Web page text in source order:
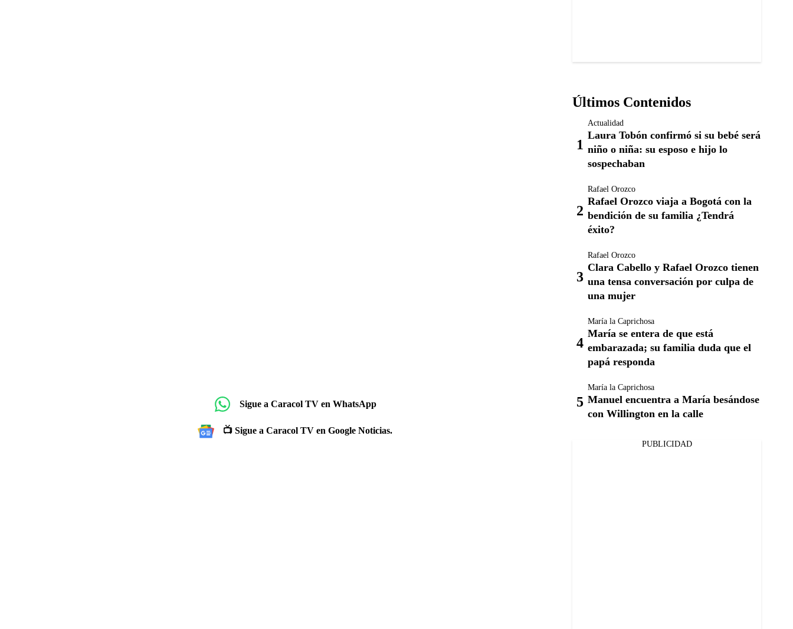
Sigue a Caracol TV en WhatsApp
📺 Sigue a Caracol TV en Google Noticias.
Últimos Contenidos
Actualidad
Laura Tobón confirmó si su bebé será
niño o niña: su esposo e hijo lo
sospechaban
Rafael Orozco
Rafael Orozco viaja a Bogotá con la
bendición de su familia ¿Tendrá
éxito?
Rafael Orozco
Clara Cabello y Rafael Orozco tienen
una tensa conversación por culpa de
una mujer
María la Caprichosa
María se entera de que está
embarazada; su familia duda que el
papá responda
María la Caprichosa
Manuel encuentra a María besándose
con Willington en la calle
PUBLICIDAD